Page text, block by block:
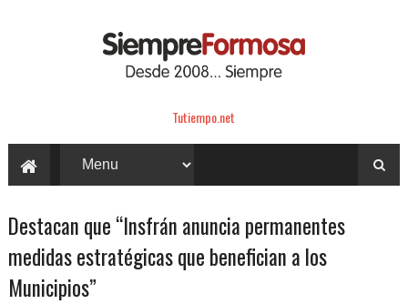
Tutiempo.net
Destacan que “Insfrán anuncia permanentes
medidas estratégicas que benefician a los
Municipios”